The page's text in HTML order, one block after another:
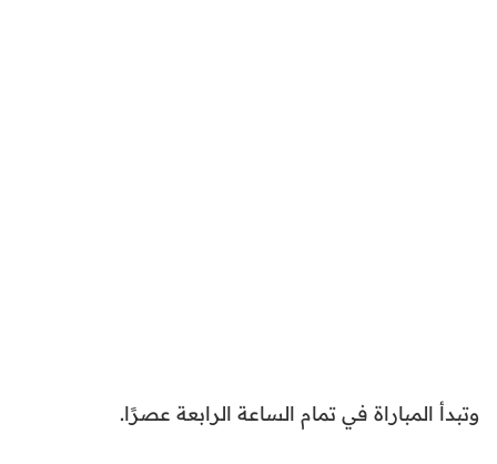
وتبدأ المباراة في تمام الساعة الرابعة عصرًا.